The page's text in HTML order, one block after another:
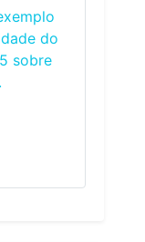
do
sobre